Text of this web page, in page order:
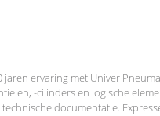
ervaring met Univer
-cilinders en logische
documentatie.